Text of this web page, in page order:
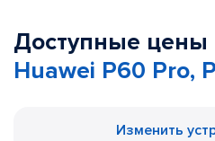
Доступные цены
Huawei P60 Pro,
Изменить